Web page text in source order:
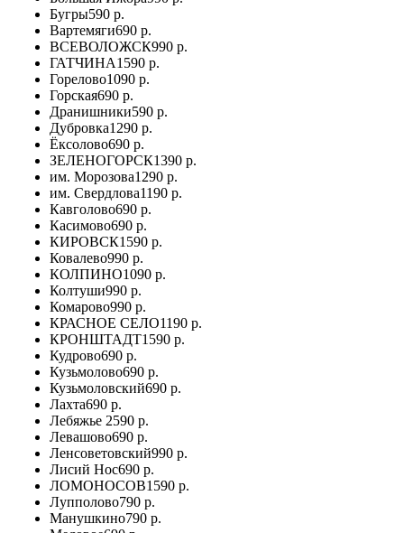
Бугры590 р.
Вартемяги690 р.
ВСЕВОЛОЖСК990 р.
ГАТЧИНА1590 р.
Горелово1090 р.
Горская690 р.
Дранишники590 р.
Дубровка1290 р.
Ёксолово690 р.
ЗЕЛЕНОГОРСК1390 р.
им. Морозова1290 р.
им. Свердлова1190 р.
Кавголово690 р.
Касимово690 р.
КИРОВСК1590 р.
Ковалево990 р.
КОЛПИНО1090 р.
Колтуши990 р.
Комарово990 р.
КРАСНОЕ СЕЛО1190 р.
КРОНШТАДТ1590 р.
Кудрово690 р.
Кузьмолово690 р.
Кузьмоловский690 р.
Лахта690 р.
Лебяжье 2590 р.
Левашово690 р.
Ленсоветовский990 р.
Лисий Нос690 р.
ЛОМОНОСОВ1590 р.
Лупполово790 р.
Манушкино790 р.